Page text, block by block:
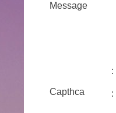
Message
:
Capthca :